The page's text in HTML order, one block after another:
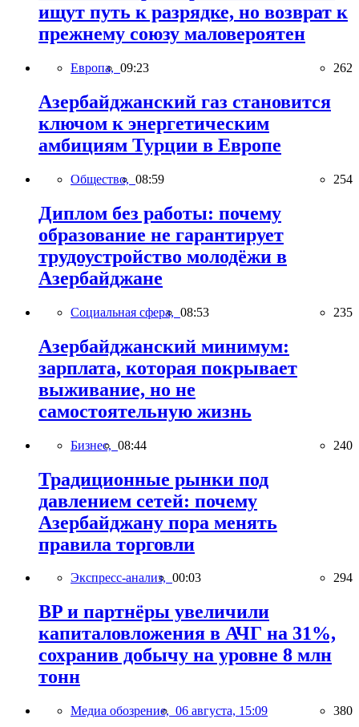
ищут путь к разрядке, но возврат к
прежнему союзу маловероятен
Европа, 09:23 262
Азербайджанский газ становится
ключом к энергетическим
амбициям Турции в Европе
Общество, 08:59 254
Диплом без работы: почему
образование не гарантирует
трудоустройство молодёжи в
Азербайджане
Социальная сфера, 08:53 235
Азербайджанский минимум:
зарплата, которая покрывает
выживание, но не
самостоятельную жизнь
Бизнес, 08:44 240
Традиционные рынки под
давлением сетей: почему
Азербайджану пора менять
правила торговли
Экспресс-анализ, 00:03 294
BP и партнёры увеличили
капиталовложения в АЧГ на 31%,
сохранив добычу на уровне 8 млн
тонн
Медиа обозрение, 06 августа, 15:09 380